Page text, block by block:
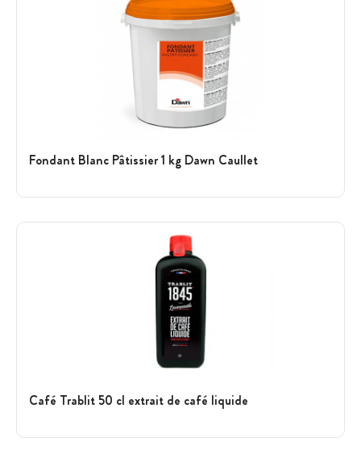
Fondant Blanc Pâtissier 1 kg Dawn Caullet
Café Trablit 50 cl extrait de café liquide